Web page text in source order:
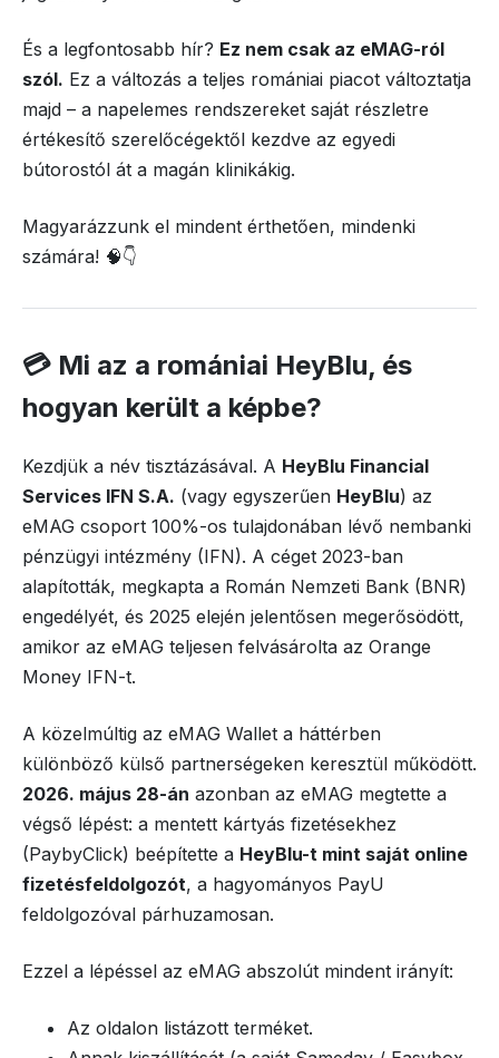
És a legfontosabb hír? Ez nem csak az eMAG-ról
szól. Ez a változás a teljes romániai piacot változtatja
majd – a napelemes rendszereket saját részletre
értékesítő szerelőcégektől kezdve az egyedi
bútorostól át a magán klinikákig.
Magyarázzunk el mindent érthetően, mindenki
számára! 🧠👇
💳 Mi az a romániai HeyBlu, és
hogyan került a képbe?
Kezdjük a név tisztázásával. A HeyBlu Financial
Services IFN S.A. (vagy egyszerűen HeyBlu) az
eMAG csoport 100%-os tulajdonában lévő nembanki
pénzügyi intézmény (IFN). A céget 2023-ban
alapították, megkapta a Román Nemzeti Bank (BNR)
engedélyét, és 2025 elején jelentősen megerősödött,
amikor az eMAG teljesen felvásárolta az Orange
Money IFN-t.
A közelmúltig az eMAG Wallet a háttérben
különböző külső partnerségeken keresztül működött.
2026. május 28-án azonban az eMAG megtette a
végső lépést: a mentett kártyás fizetésekhez
(PaybyClick) beépítette a HeyBlu-t mint saját online
fizetésfeldolgozót, a hagyományos PayU
feldolgozóval párhuzamosan.
Ezzel a lépéssel az eMAG abszolút mindent irányít:
Az oldalon listázott terméket.